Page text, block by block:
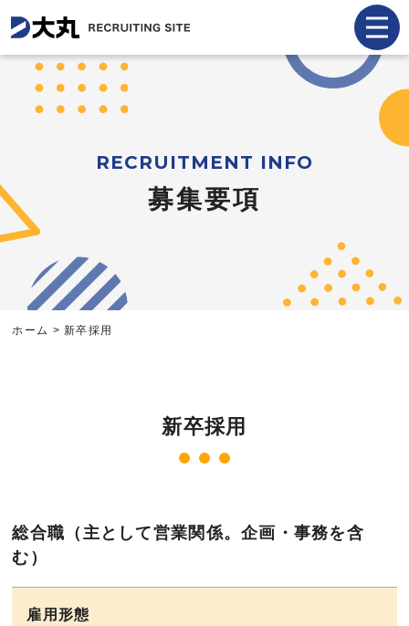
社長メッセージ
大丸の1日
RECRUITMENT INFO
募集要項
ホーム >新卒採用
新卒採用
総合職（主として営業関係。企画・事務を含
む）
雇用形態